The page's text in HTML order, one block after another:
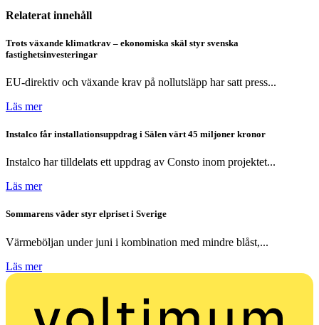
Relaterat innehåll
Trots växande klimatkrav – ekonomiska skäl styr svenska
fastighetsinvesteringar
EU-direktiv och växande krav på nollutsläpp har satt press...
Läs mer
Instalco får installationsuppdrag i Sälen värt 45 miljoner kronor
Instalco har tilldelats ett uppdrag av Consto inom projektet...
Läs mer
Sommarens väder styr elpriset i Sverige
Värmeböljan under juni i kombination med mindre blåst,...
Läs mer